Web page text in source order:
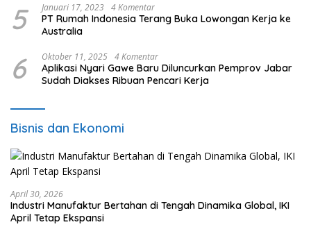
5 Januari 17, 2023 4 Komentar
PT Rumah Indonesia Terang Buka Lowongan Kerja ke
Australia
6 Oktober 11, 2025 4 Komentar
Aplikasi Nyari Gawe Baru Diluncurkan Pemprov Jabar
Sudah Diakses Ribuan Pencari Kerja
Bisnis dan Ekonomi
April 30, 2026
Industri Manufaktur Bertahan di Tengah Dinamika Global, IKI
April Tetap Ekspansi